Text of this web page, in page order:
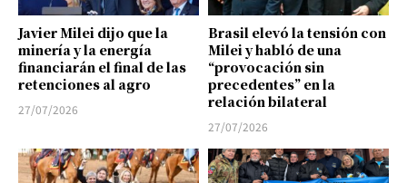
Javier Milei dijo que la
minería y la energía
financiarán el final de las
retenciones al agro
27/07/2026
Brasil elevó la tensión con
Milei y habló de una
“provocación sin
precedentes” en la
relación bilateral
27/07/2026